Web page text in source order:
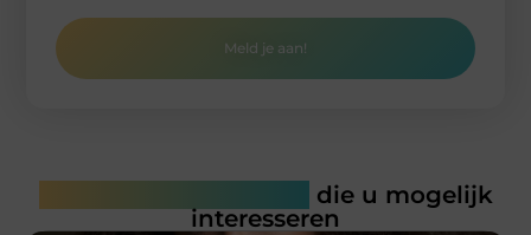
Meld je aan!
die u mogelijk
interesseren